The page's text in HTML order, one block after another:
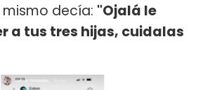
mismo decía: "Ojalá le
a tus tres hijas, cuidalas